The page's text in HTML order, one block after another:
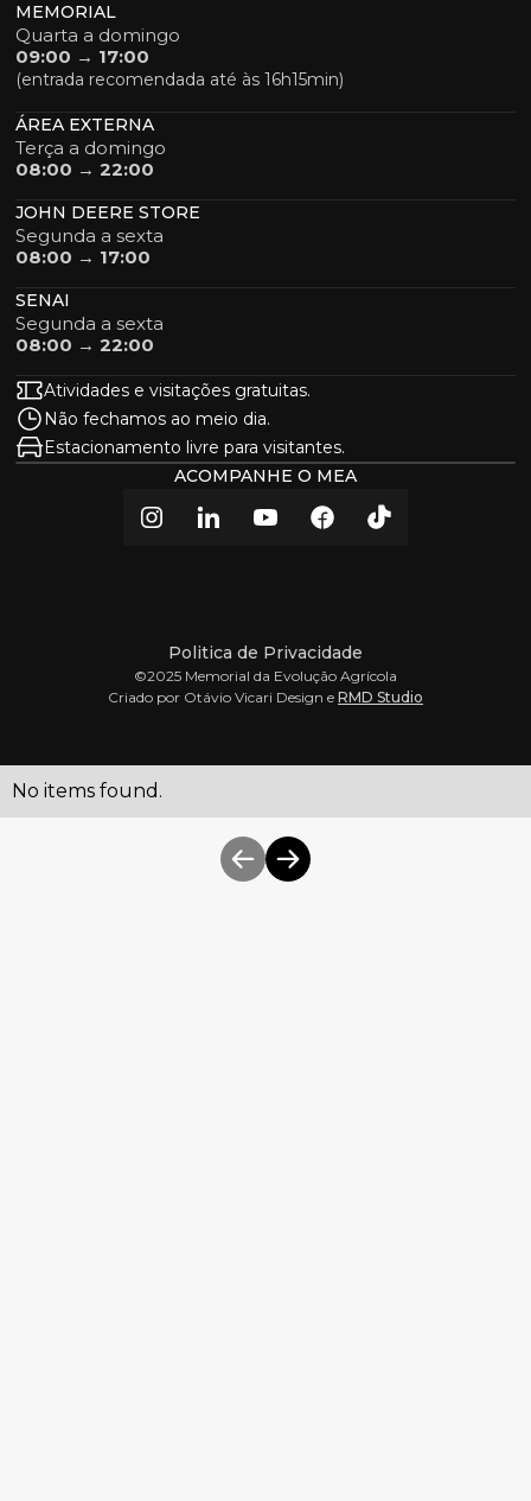
MEMORIAL
Quarta a domingo
09:00 → 17:00
(entrada recomendada até às 16h15min)
ÁREA EXTERNA
Terça a domingo
08:00 → 22:00
JOHN DEERE STORE
Segunda a sexta
08:00 → 17:00
SENAI
Segunda a sexta
08:00 → 22:00
Atividades e visitações gratuitas.
Não fechamos ao meio dia.
Estacionamento livre para visitantes.
ACOMPANHE O MEA
Politica de Privacidade
©2025 Memorial da Evolução Agrícola
Criado por Otávio Vicari Design e RMD Studio
No items found.